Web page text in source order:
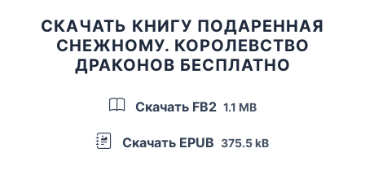
СКАЧАТЬ КНИГУ ПОДАРЕННАЯ
СНЕЖНОМУ. КОРОЛЕВСТВО
ДРАКОНОВ БЕСПЛАТНО
Скачать FB2 1.1 MB
Скачать EPUB 375.5 kB